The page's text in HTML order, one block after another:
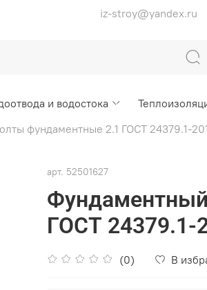
iz-stroy@yandex.ru
и водостока
фундаментные 2.1 ГОСТ 24379.1-
арт. 52501627
ГОСТ 24379.1-
(0) В